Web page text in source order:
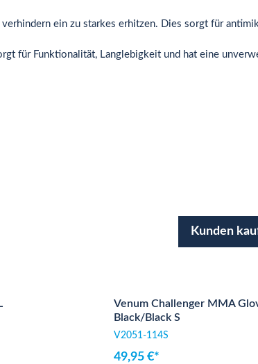
ein zu starkes erhitzen. Dies sorgt für
für Funktionalität, Langlebigkeit und hat eine
Kunden
Venum Challenger MMA
Black/Black S
V2051-114S
49,95 €*